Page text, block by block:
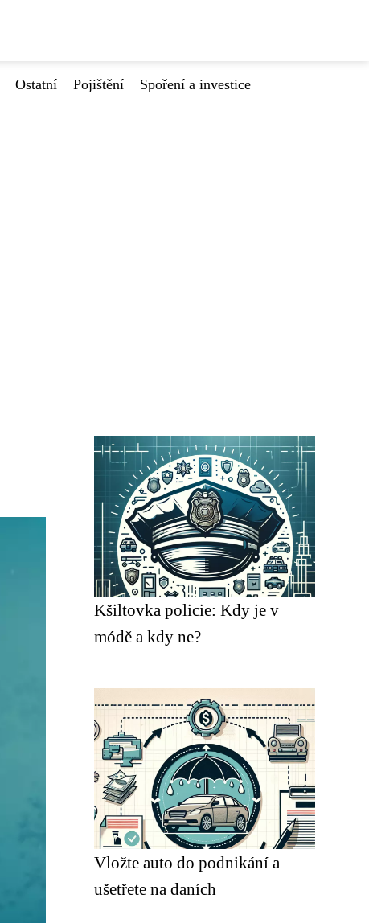
Ostatní Pojištění
Spoření a investice
Kšiltovka policie: Kdy je v
módě a kdy ne?
Vložte auto do podnikání a
ušetřete na daních